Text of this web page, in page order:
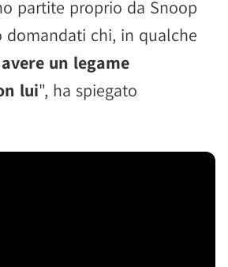
partite proprio da Snoop
domandati chi, in qualche
un legame
lui", ha spiegato